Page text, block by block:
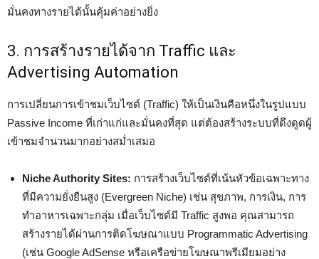
มั่นคงทางรายได้นั้นคุ้มค่าอย่างยิ่ง
3. การสร้างรายได้จาก Traffic และ
Advertising Automation
การเปลี่ยนการเข้าชมเว็บไซต์ (Traffic) ให้เป็นเงินคือหนึ่งในรูปแบบ
Passive Income ที่เก่าแก่และมั่นคงที่สุด แต่ต้องสร้างระบบที่ดึงดูดผู้
เข้าชมจำนวนมากอย่างสม่ำเสมอ
Niche Authority Sites: การสร้างเว็บไซต์ที่เน้นหัวข้อเฉพาะทาง
ที่มีความยั่งยืนสูง (Evergreen Niche) เช่น สุขภาพ, การเงิน, การ
ทำอาหารเฉพาะกลุ่ม เมื่อเว็บไซต์มี Traffic สูงพอ คุณสามารถ
สร้างรายได้ผ่านการติดโฆษณาแบบ Programmatic Advertising
(เช่น Google AdSense หรือเครือข่ายโฆษณาพรีเมียมอย่าง